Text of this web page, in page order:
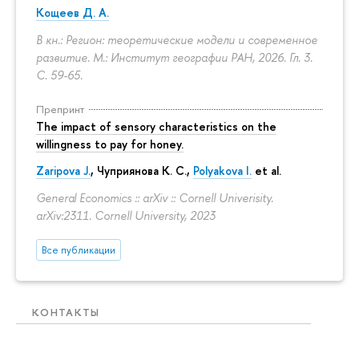
Кощеев Д. А.
В кн.: Регион: теоретические модели и современное
развитие. М.: Институт географии РАН, 2026. Гл. 3.
С. 59-65.
Препринт
The impact of sensory characteristics on the
willingness to pay for honey.
Zaripova J., Чуприянова К. С., Polyakova I. et al.
General Economics :: arXiv :: Cornell Univerisity.
arXiv:2311. Cornell University, 2023
Все публикации
КОНТАКТЫ